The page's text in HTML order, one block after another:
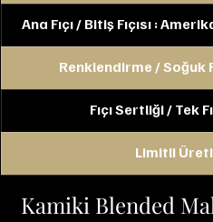
Ana Fıçı / Bitiş Fıçısı :
Renklendirme / Soğuk
Fıçı Sertliği / Tek
Limitli
Kamiki Blended